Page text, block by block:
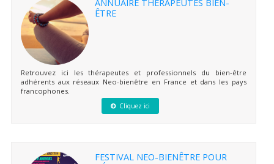
ÊTRE
Retrouvez ici les thérapeutes et professionnels du bien-être
adhérents aux réseaux Neo-bienêtre en France et dans les pays
francophones.
Cliquez ici
FESTIVAL NEO-BIENÊTRE POUR